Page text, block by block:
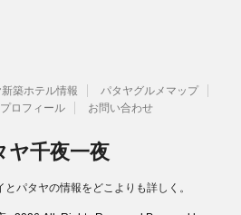
築ホテル情報
パタヤグルメマップ
プロフィール お問い合わせ
ヤ千夜一夜
パタヤの情報をどこよりも詳しく。